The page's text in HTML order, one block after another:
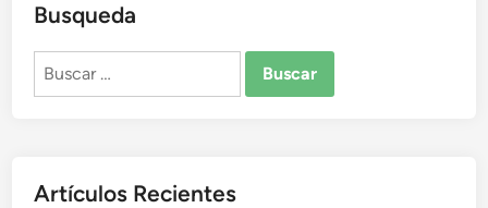
Busqueda
Buscar:
Artículos Recientes